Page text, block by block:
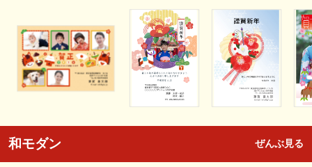
和モダン ぜんぶ見る